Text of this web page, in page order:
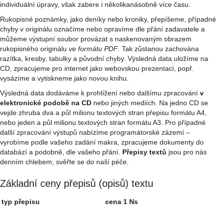
individuální úpravy, však zabere i několikanásobně více času.
Rukopisné poznámky, jako deníky nebo kroniky, přepíšeme, případné
chyby v originálu označíme nebo opravíme dle přání zadavatele a
můžeme výstupní soubor provázat s naskenovaným obrazem
rukopisného originálu ve formátu PDF. Tak zůstanou zachována
razítka, kresby, tabulky a původní chyby. Výsledná data uložíme na
CD, zpracujeme pro internet jako webovskou prezentaci, popř.
vysázíme a vytiskneme jako novou knihu.
Výsledná data dodáváme k prohlížení nebo dalšímu zpracování v
elektronické podobě na CD nebo jiných mediích. Na jedno CD se
vejde zhruba dva a půl milionu textových stran přepisu formátu A4,
nebo jeden a půl milionu textových stran formátu A3. Pro případné
další zpracování výstupů nabízíme programátorské zázemí –
vyrobíme podle vašeho zadání makra, zpracujeme dokumenty do
databází a podobně, dle vašeho přání. Přepisy textů jsou pro nás
denním chlebem, svěřte se do naší péče.
Základní ceny přepisů (opisů) textu
typ přepisu
cena 1 Ns